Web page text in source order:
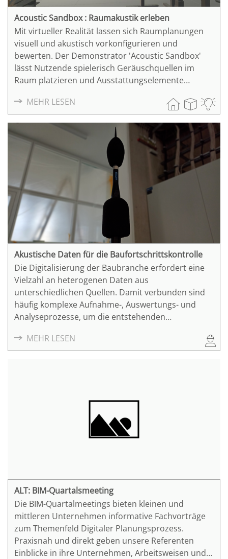
Acoustic Sandbox : Raumakustik erleben
Mit virtueller Realität lassen sich Raumplanungen
visuell und akustisch vorkonfigurieren und
bewerten. Der Demonstrator 'Acoustic Sandbox'
lässt Nutzende spielerisch Geräuschquellen im
Raum platzieren und Ausstattungselemente
akustischer Ausstattung wird durch den
Demonstrator erlebbar.
MEHR LESEN
Akustische Daten für die Baufortschrittskontrolle
Die Digitalisierung der Baubranche erfordert eine
Vielzahl an heterogenen Daten aus
unterschiedlichen Quellen. Damit verbunden sind
häufig komplexe Aufnahme-, Auswertungs- und
Analyseprozesse, um die entstehenden
Anwendungsfälle verfügbar zu machen. Der Ansatz
einer akustischen digitalen Baufortschrittskontrolle,
Blickwinkel, sowie mit geringem Datenaufwand,
automatisiert, kann sehr zur digitalen Optimierung
einer Vielzahl von Prozessen beitragen.
MEHR LESEN
ALT: BIM-Quartalsmeeting
Die BIM-Quartalmeetings bieten kleinen und
mittleren Unternehmen informative Fachvorträge
zum Themenfeld Digitaler Planungsprozess.
Praxisnah und direkt geben unsere Referenten
Einblicke in ihre Unternehmen, Arbeitsweisen und